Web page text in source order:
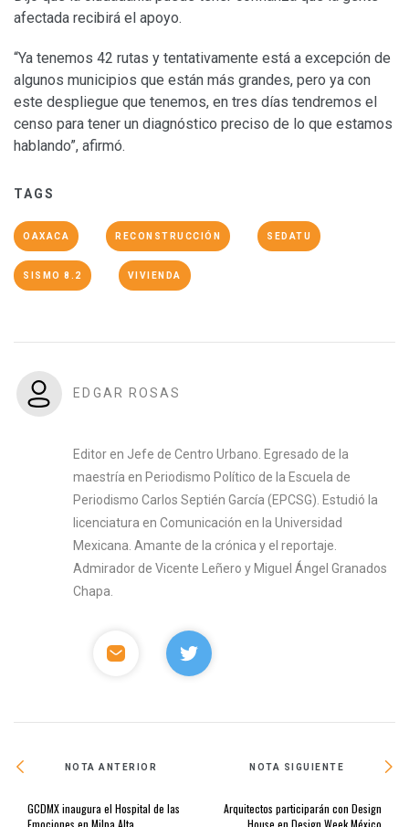
afectada recibirá el apoyo.
“Ya tenemos 42 rutas y tentativamente está a excepción de
algunos municipios que están más grandes, pero ya con
este despliegue que tenemos, en tres días tendremos el
censo para tener un diagnóstico preciso de lo que estamos
hablando”, afirmó.
TAGS
OAXACA RECONSTRUCCIÓN SEDATU
SISMO 8.2 VIVIENDA
EDGAR ROSAS
Editor en Jefe de Centro Urbano. Egresado de la
maestría en Periodismo Político de la Escuela de
Periodismo Carlos Septién García (EPCSG). Estudió la
licenciatura en Comunicación en la Universidad
Mexicana. Amante de la crónica y el reportaje.
Admirador de Vicente Leñero y Miguel Ángel Granados
Chapa.
NOTA ANTERIOR
GCDMX inaugura el Hospital de las
NOTA SIGUIENTE
Arquitectos participarán con Design